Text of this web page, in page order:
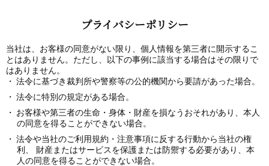
プライバシーポリシー
当社は、お客様の同意がない限り、個人情報を第三者に開示するこ
とはありません。ただし、以下の事例に該当する場合はその限りで
はありません。
法令に基づき裁判所や警察等の公的機関から要請があった場合。
法令に特別の規定がある場合。
お客様や第三者の生命・身体・財産を損なうおそれがあり、本人
の同意を得ることができない場合。
法令や当社のご利用規約・注意事項に反する行動から当社の権
利、 財産またはサービスを保護または防禦する必要があり、本
人の同意を得ることができない場合。